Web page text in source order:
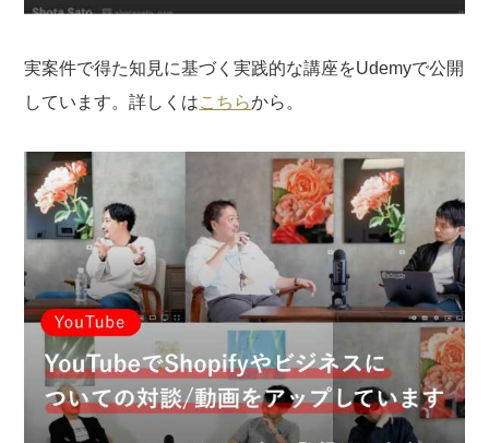
実案件で得た知見に基づく実践的な講座をUdemyで公開
しています。詳しくはこちらから。